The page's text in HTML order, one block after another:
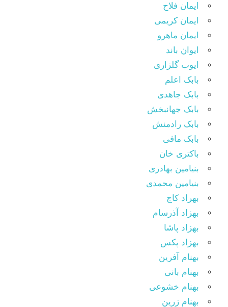
ایمان فلاح
ایمان کریمی
ایمان ماهرو
ایوان باند
ایوب گلزاری
بابک اعلم
بابک جاهدی
بابک جهانبخش
بابک رادمنش
بابک مافی
باکتری خان
بنیامین بهادری
بنیامین محمدی
بهراد کاج
بهزاد آذرسام
بهزاد پاشا
بهزاد پکس
بهنام آفرین
بهنام بانی
بهنام خشوعی
بهنام زرین